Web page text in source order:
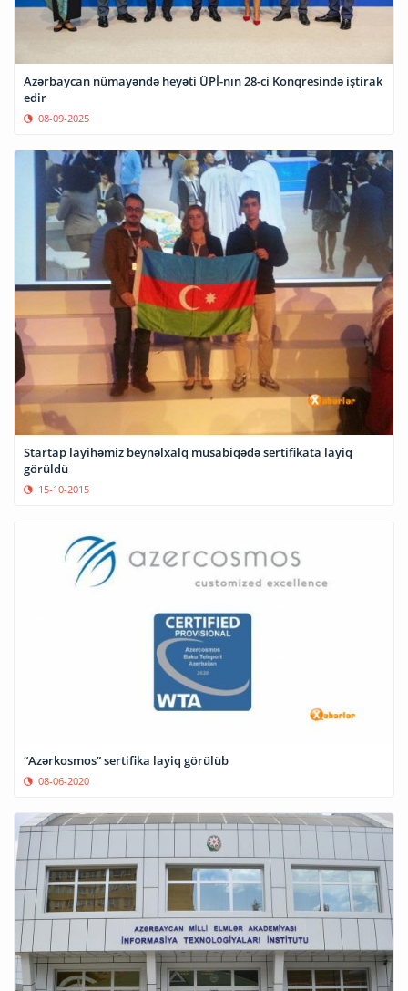
Azərbaycan nümayəndə heyəti ÜPİ-nın 28-ci Konqresində iştirak
edir
08-09-2025
Startap layihəmiz beynəlxalq müsabiqədə sertifikata layiq
görüldü
15-10-2015
“Azərkosmos” sertifika layiq görülüb
08-06-2020